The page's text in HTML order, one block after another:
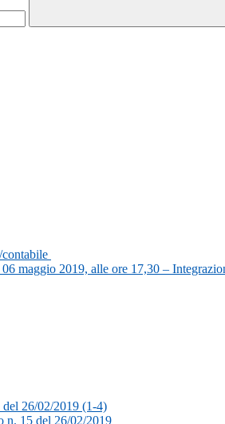
maggio 2019, alle ore 17,30 –
26/02/2019 (1-4)
n. 15 del 26/02/2019